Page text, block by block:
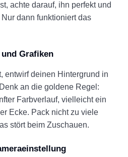
achte darauf, ihn perfekt und
dann funktioniert das
Grafiken
entwirf deinen Hintergrund in
an die goldene Regel:
Farbverlauf, vielleicht ein
Ecke. Pack nicht zu viele
stört beim Zuschauen.